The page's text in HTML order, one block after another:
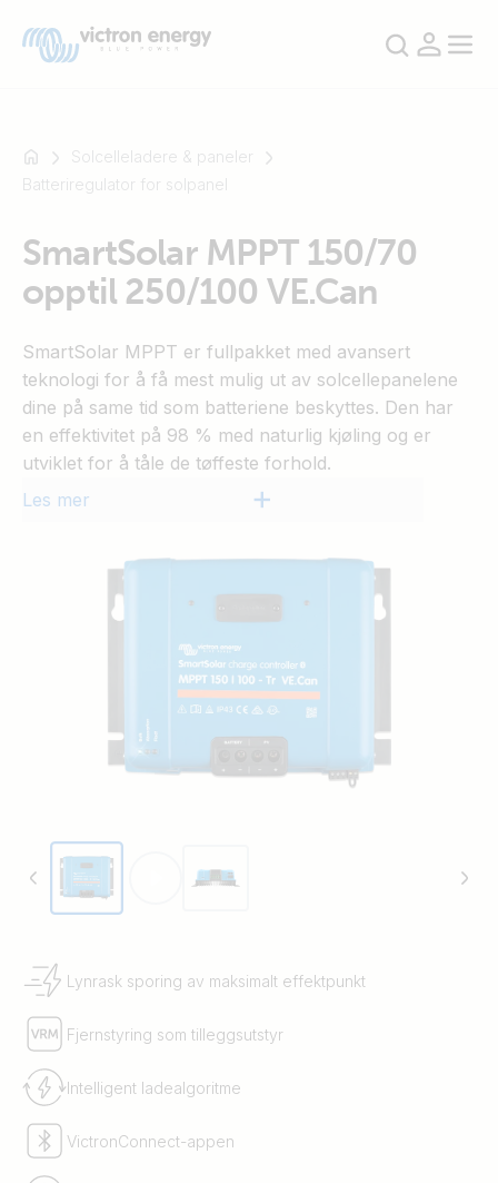
eksempel
SmartSolar
Multiplus-
Orion
SmartShunt
Solcelleladere & paneler
Batteriregulator for solpanel
SmartSolar MPPT 150/70
opptil 250/100 VE.Can
SmartSolar MPPT er fullpakket med avansert
teknologi for å få mest mulig ut av solcellepanelene
dine på same tid som batteriene beskyttes. Den har
en effektivitet på 98 % med naturlig kjøling og er
utviklet for å tåle de tøffeste forhold.
Les mer
Lynrask sporing av maksimalt effektpunkt
Fjernstyring som tilleggsutstyr
Intelligent ladealgoritme
VictronConnect-appen